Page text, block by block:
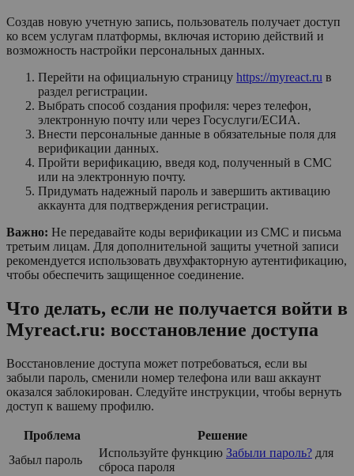
Создав новую учетную запись, пользователь получает доступ
ко всем услугам платформы, включая историю действий и
возможность настройки персональных данных.
Перейти на официальную страницу https://myreact.ru в
раздел регистрации.
Выбрать способ создания профиля: через телефон,
электронную почту или через Госуслуги/ЕСИА.
Внести персональные данные в обязательные поля для
верификации данных.
Пройти верификацию, введя код, полученный в СМС
или на электронную почту.
Придумать надежный пароль и завершить активацию
аккаунта для подтверждения регистрации.
Важно: Не передавайте коды верификации из СМС и письма
третьим лицам. Для дополнительной защиты учетной записи
рекомендуется использовать двухфакторную аутентификацию,
чтобы обеспечить защищенное соединение.
Что делать, если не получается войти в
Myreact.ru: восстановление доступа
Восстановление доступа может потребоваться, если вы
забыли пароль, сменили номер телефона или ваш аккаунт
оказался заблокирован. Следуйте инструкции, чтобы вернуть
доступ к вашему профилю.
Проблема
Решение
Забыл пароль
Используйте функцию Забыли пароль? для
сброса пароля